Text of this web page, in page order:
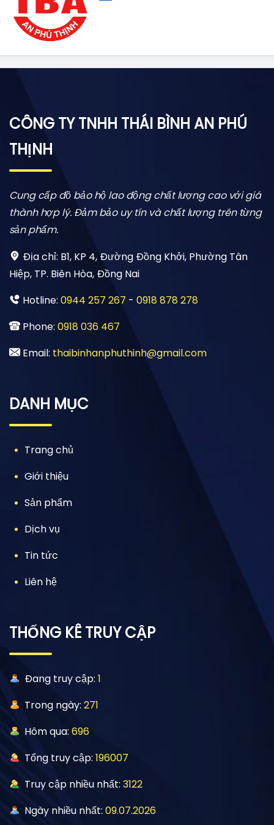
CÔNG TY TNHH THÁI BÌNH AN PHÚ
THỊNH
Cung cấp đồ bảo hộ lao động chất lượng cao với giá
thành hợp lý. Đảm bảo uy tín và chất lượng trên từng
sản phẩm.
Địa chỉ: B1, KP 4, Đường Đồng Khởi, Phường Tân
Hiệp, TP. Biên Hòa, Đồng Nai
Hotline: 0944 257 267 - 0918 878 278
Phone: 0918 036 467
Email: thaibinhanphuthinh@gmail.com
DANH MỤC
Trang chủ
Giới thiệu
Sản phẩm
Dịch vụ
Tin tức
Liên hệ
THỐNG KÊ TRUY CẬP
Đang truy cập: 1
Trong ngày: 271
Hôm qua: 696
Tổng truy cập: 196007
Truy cập nhiều nhất: 3122
Ngày nhiều nhất: 09.07.2026